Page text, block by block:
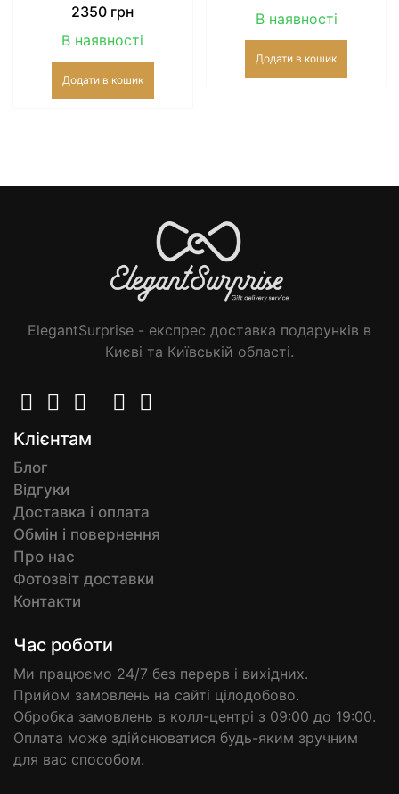
2350 грн
В наявності
Додати в кошик
В наявності
Додати в кошик
ElegantSurprise - експрес доставка подарунків в
Києві та Київській області.
Клієнтам
Блог
Відгуки
Доставка і оплата
Обмін і повернення
Про нас
Фотозвіт доставки
Контакти
Час роботи
Ми працюємо 24/7 без перерв і вихідних.
Прийом замовлень на сайті цілодобово.
Обробка замовлень в колл-центрі з 09:00 до 19:00.
Оплата може здійснюватися будь-яким зручним
для вас способом.